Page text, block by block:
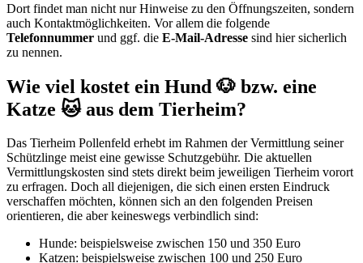
Dort findet man nicht nur Hinweise zu den Öffnungszeiten, sondern
auch Kontaktmöglichkeiten. Vor allem die folgende
Telefonnummer und ggf. die E-Mail-Adresse sind hier sicherlich
zu nennen.
Wie viel kostet ein Hund 🐶 bzw. eine
Katze 🐱 aus dem Tierheim?
Das Tierheim Pollenfeld erhebt im Rahmen der Vermittlung seiner
Schützlinge meist eine gewisse Schutzgebühr. Die aktuellen
Vermittlungskosten sind stets direkt beim jeweiligen Tierheim vorort
zu erfragen. Doch all diejenigen, die sich einen ersten Eindruck
verschaffen möchten, können sich an den folgenden Preisen
orientieren, die aber keineswegs verbindlich sind:
Hunde: beispielsweise zwischen 150 und 350 Euro
Katzen: beispielsweise zwischen 100 und 250 Euro